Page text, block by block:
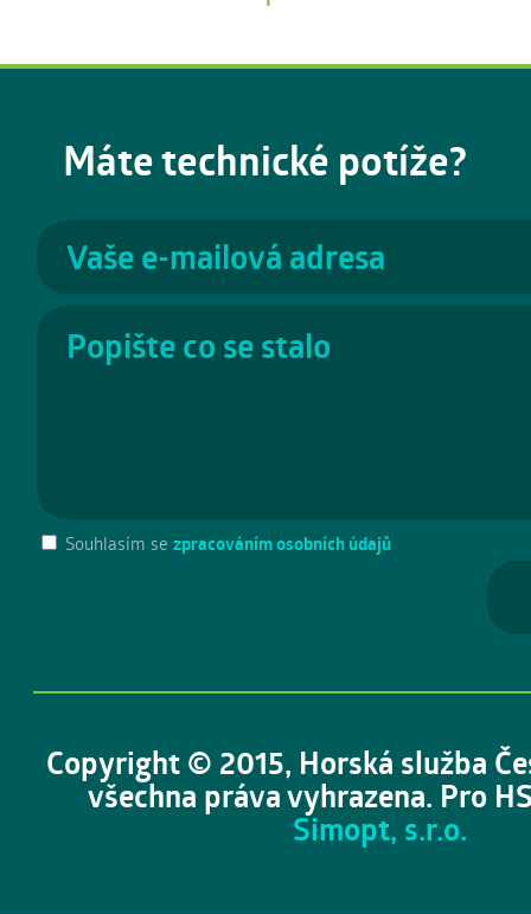
Máte technické potíže?
Souhlasím se zpracováním osobních údajů
Copyright © 2015, Horská služba
všechna práva vyhrazena. Pro
Simopt, s.r.o.